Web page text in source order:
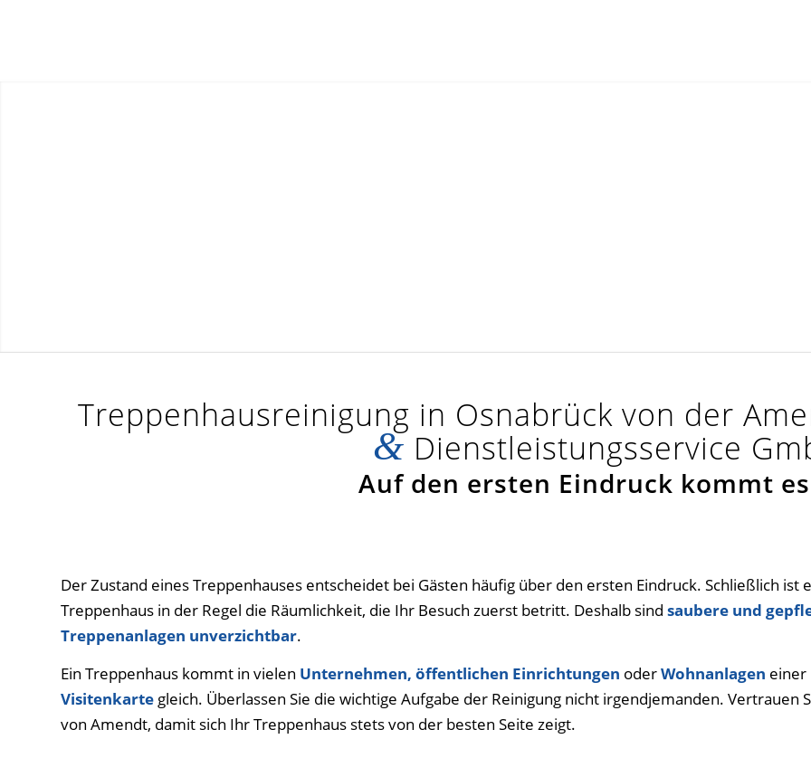
Treppenhausreinigung in Osnabrück von der
&Dienstleistungsservice
Auf den ersten Eindruck kommt
Der Zustand eines Treppenhauses entscheidet bei Gästen häufig über den ersten Eindruck. Schließlich ist
Treppenhaus in der Regel die Räumlichkeit, die Ihr Besuch zuerst betritt. Deshalb sind saubere und
Treppenanlagen unverzichtbar.
Ein Treppenhaus kommt in vielen Unternehmen, öffentlichen Einrichtungen oderWohnanlagen einer
Visitenkarte gleich. Überlassen Sie die wichtige Aufgabe der Reinigung nicht irgendjemanden. Vertrauen
von Amendt, damit sich Ihr Treppenhaus stets von der besten Seite zeigt.